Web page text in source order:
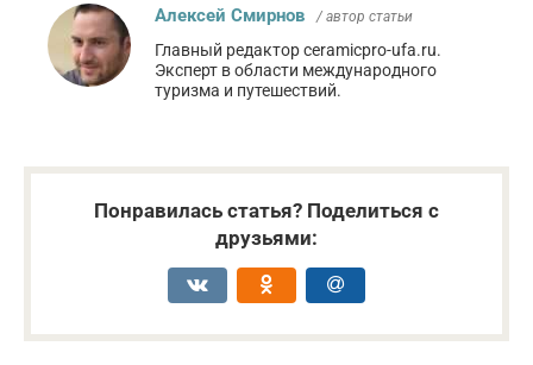
Алексей Смирнов / автор статьи
Главный редактор ceramicpro-ufa.ru.
Эксперт в области международного
туризма и путешествий.
Понравилась статья? Поделиться с
друзьями: